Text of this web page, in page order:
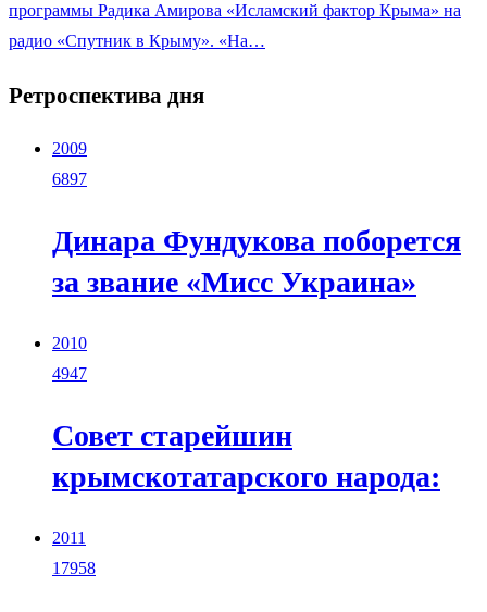
программы Радика Амирова «Исламский фактор Крыма» на
радио «Спутник в Крыму». «На…
Ретроспектива дня
2009
6897
Динара Фундукова поборется
за звание «Мисс Украина»
2010
4947
Совет старейшин
крымскотатарского народа:
2011
17958